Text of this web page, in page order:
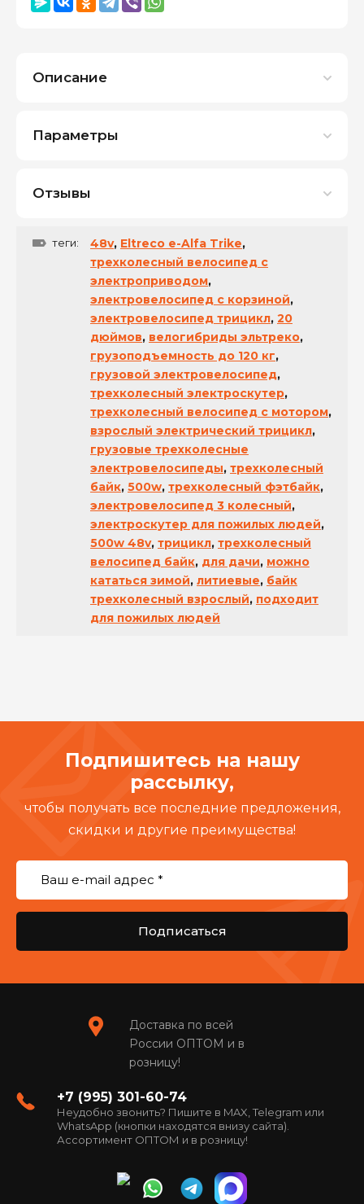
Описание
Параметры
Отзывы
теги: 48v, Eltreco e-Alfa Trike,
трехколесный велосипед с
электроприводом,
электровелосипед с корзиной,
электровелосипед трицикл, 20
дюймов, велогибриды эльтреко,
грузоподъемность до 120 кг,
грузовой электровелосипед,
трехколесный электроскутер,
трехколесный велосипед с мотором,
взрослый электрический трицикл,
грузовые трехколесные
электровелосипеды, трехколесный
байк, 500w, трехколесный фэтбайк,
электровелосипед 3 колесный,
электроскутер для пожилых людей,
500w 48v, трицикл, трехколесный
велосипед байк, для дачи, можно
кататься зимой, литиевые, байк
трехколесный взрослый, подходит
для пожилых людей
Подпишитесь на нашу
рассылку,
чтобы получать все последние предложения,
скидки и другие преимущества!
Подписаться
Доставка по всей
России ОПТОМ и в
розницу!
+7 (995) 301-60-74
Неудобно звонить? Пишите в MAX, Telegram или
WhatsApp (кнопки находятся внизу сайта).
Ассортимент ОПТОМ и в розницу!